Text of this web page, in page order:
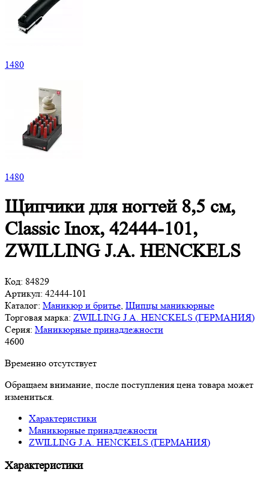
1480
1480
Щипчики для ногтей 8,5 см,
Classic Inox, 42444-101,
ZWILLING J.A. HENCKELS
Код: 84829
Артикул: 42444-101
Каталог: Маникюр и бритье Щипцы маникюрные
Торговая марка: ZWILLING J.A. HENCKELS (ГЕРМАНИЯ)
Серия: Маникюрные принадлежности
4600
Временно отсутствует
Обращаем внимание, после поступления цена товара может
измениться.
Характеристики
Маникюрные принадлежности
ZWILLING J.A. HENCKELS (ГЕРМАНИЯ)
Характеристики